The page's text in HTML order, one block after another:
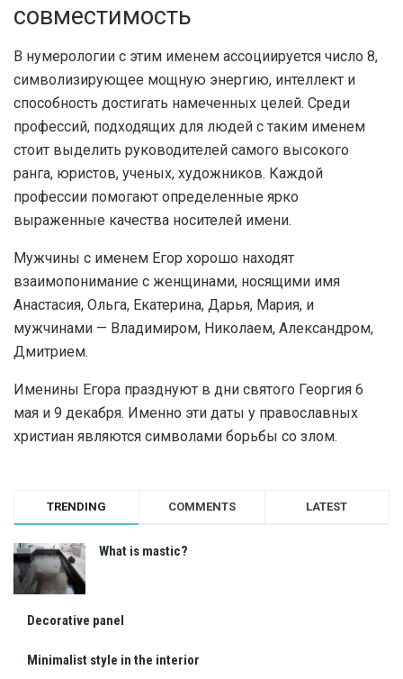
совместимость
В нумерологии с этим именем ассоциируется число 8,
символизирующее мощную энергию, интеллект и
способность достигать намеченных целей. Среди
профессий, подходящих для людей с таким именем
стоит выделить руководителей самого высокого
ранга, юристов, ученых, художников. Каждой
профессии помогают определенные ярко
выраженные качества носителей имени.
Мужчины с именем Егор хорошо находят
взаимопонимание с женщинами, носящими имя
Анастасия, Ольга, Екатерина, Дарья, Мария, и
мужчинами — Владимиром, Николаем, Александром,
Дмитрием.
Именины Егора празднуют в дни святого Георгия 6
мая и 9 декабря. Именно эти даты у православных
христиан являются символами борьбы со злом.
TRENDING COMMENTS LATEST
What is mastic?
Decorative panel
Minimalist style in the interior